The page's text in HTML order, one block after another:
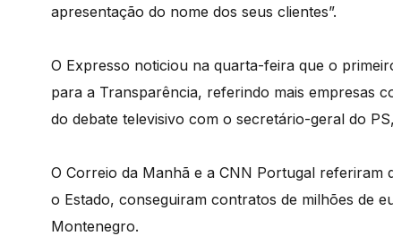
apresentação do nome dos seus clientes”.
O Expresso noticiou na quarta-feira que o
para a Transparência, referindo mais empresas
do debate televisivo com o secretário-geral do
O Correio da Manhã e a CNN Portugal referiram
o Estado, conseguiram contratos de milhões de
Montenegro.